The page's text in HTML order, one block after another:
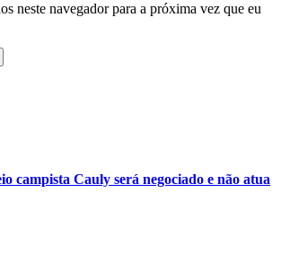
neste navegador para a próxima vez que eu
campista Cauly será negociado e não atua